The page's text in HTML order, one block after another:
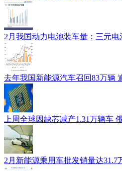
2月我国动力电池装车量：三元电
去年我国新能源汽车召回83万辆
上周全球因缺芯减产1.31万辆车
2月新能源乘用车批发销量达31.7